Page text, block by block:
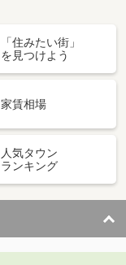
「住みたい街」
を見つけよう
家賃相場
人気タウン
ランキング